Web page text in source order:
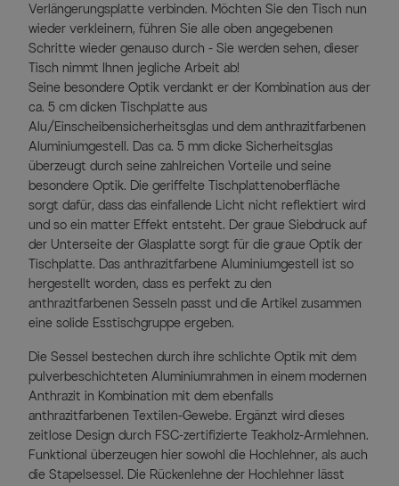
Verlängerungsplatte verbinden. Möchten Sie den Tisch nun
wieder verkleinern, führen Sie alle oben angegebenen
Schritte wieder genauso durch - Sie werden sehen, dieser
Tisch nimmt Ihnen jegliche Arbeit ab!
Seine besondere Optik verdankt er der Kombination aus der
ca. 5 cm dicken Tischplatte aus
Alu/Einscheibensicherheitsglas und dem anthrazitfarbenen
Aluminiumgestell. Das ca. 5 mm dicke Sicherheitsglas
überzeugt durch seine zahlreichen Vorteile und seine
besondere Optik. Die geriffelte Tischplattenoberfläche
sorgt dafür, dass das einfallende Licht nicht reflektiert wird
und so ein matter Effekt entsteht. Der graue Siebdruck auf
der Unterseite der Glasplatte sorgt für die graue Optik der
Tischplatte. Das anthrazitfarbene Aluminiumgestell ist so
hergestellt worden, dass es perfekt zu den
anthrazitfarbenen Sesseln passt und die Artikel zusammen
eine solide Esstischgruppe ergeben.
Die Sessel bestechen durch ihre schlichte Optik mit dem
pulverbeschichteten Aluminiumrahmen in einem modernen
Anthrazit in Kombination mit dem ebenfalls
anthrazitfarbenen Textilen-Gewebe. Ergänzt wird dieses
zeitlose Design durch FSC-zertifizierte Teakholz-Armlehnen.
Funktional überzeugen hier sowohl die Hochlehner, als auch
die Stapelsessel. Die Rückenlehne der Hochlehner lässt